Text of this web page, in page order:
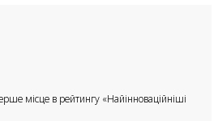
місце в рейтингу «Найінноваційніші